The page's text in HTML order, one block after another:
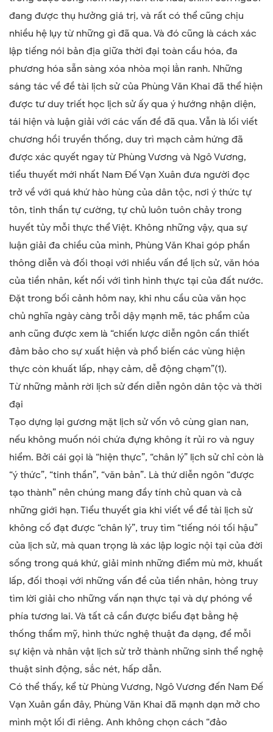
đang được thụ hưởng giá trị, và rất có thể cũng chịu
nhiều hệ lụy từ những gì đã qua. Và đó cũng là cách xác
lập tiếng nói bản địa giữa thời đại toàn cầu hóa, đa
phương hóa sẵn sàng xóa nhòa mọi lằn ranh. Những
sáng tác về đề tài lịch sử của Phùng Văn Khai đã thể hiện
được tư duy triết học lịch sử ấy qua ý hướng nhận diện,
tái hiện và luận giải với các vấn đề đã qua. Vẫn là lối viết
chương hồi truyền thống, duy trì mạch cảm hứng đã
được xác quyết ngay từ Phùng Vương và Ngô Vương,
tiểu thuyết mới nhất Nam Đế Vạn Xuân đưa người đọc
trở về với quá khứ hào hùng của dân tộc, nơi ý thức tự
tôn, tinh thần tự cường, tự chủ luôn tuôn chảy trong
huyết tủy mỗi thực thể Việt. Không những vậy, qua sự
luận giải đa chiều của mình, Phùng Văn Khai góp phần
thông diễn và đối thoại với nhiều vấn đề lịch sử, văn hóa
của tiền nhân, kết nối với tình hình thực tại của đất nước.
Đặt trong bối cảnh hôm nay, khi nhu cầu của văn học
chủ nghĩa ngày càng trỗi dậy mạnh mẽ, tác phẩm của
anh cũng được xem là “chiến lược diễn ngôn cần thiết
đảm bảo cho sự xuất hiện và phổ biến các vùng hiện
thực còn khuất lấp, nhạy cảm, dễ động chạm”(1).
Từ những mảnh rời lịch sử đến diễn ngôn dân tộc và thời
đại
Tạo dựng lại gương mặt lịch sử vốn vô cùng gian nan,
nếu không muốn nói chứa đựng không ít rủi ro và nguy
hiểm. Bởi cái gọi là “hiện thực”, “chân lý” lịch sử chỉ còn là
“ý thức”, “tinh thần”, “văn bản”. Là thứ diễn ngôn “được
tạo thành” nên chúng mang đầy tính chủ quan và cả
những giới hạn. Tiểu thuyết gia khi viết về đề tài lịch sử
không cố đạt được “chân lý”, truy tìm “tiếng nói tối hậu”
của lịch sử, mà quan trọng là xác lập logic nội tại của đời
sống trong quá khứ, giải minh những điểm mù mờ, khuất
lấp, đối thoại với những vấn đề của tiền nhân, hòng truy
tìm lời giải cho những vấn nạn thực tại và dự phóng về
phía tương lai. Và tất cả cần được biểu đạt bằng hệ
thống thẩm mỹ, hình thức nghệ thuật đa dạng, để mỗi
sự kiện và nhân vật lịch sử trở thành những sinh thể nghệ
thuật sinh động, sắc nét, hấp dẫn.
Có thể thấy, kể từ Phùng Vương, Ngô Vương đến Nam Đế
Vạn Xuân gần đây, Phùng Văn Khai đã mạnh dạn mở cho
mình một lối đi riêng. Anh không chọn cách “đảo